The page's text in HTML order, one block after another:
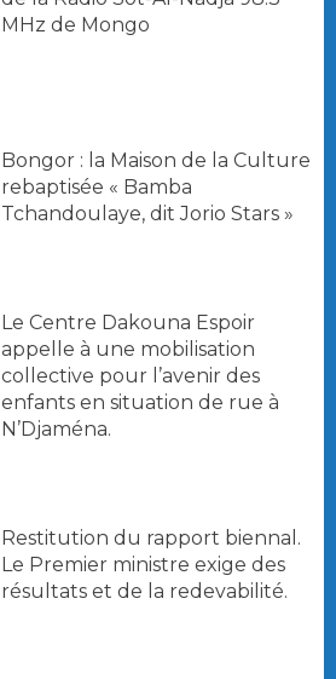
MHz de Mongo
Bongor : la Maison de la Culture
rebaptisée « Bamba
Tchandoulaye, dit Jorio Stars »
Le Centre Dakouna Espoir
appelle à une mobilisation
collective pour l’avenir des
enfants en situation de rue à
N’Djaména.
Restitution du rapport biennal.
Le Premier ministre exige des
résultats et de la redevabilité.